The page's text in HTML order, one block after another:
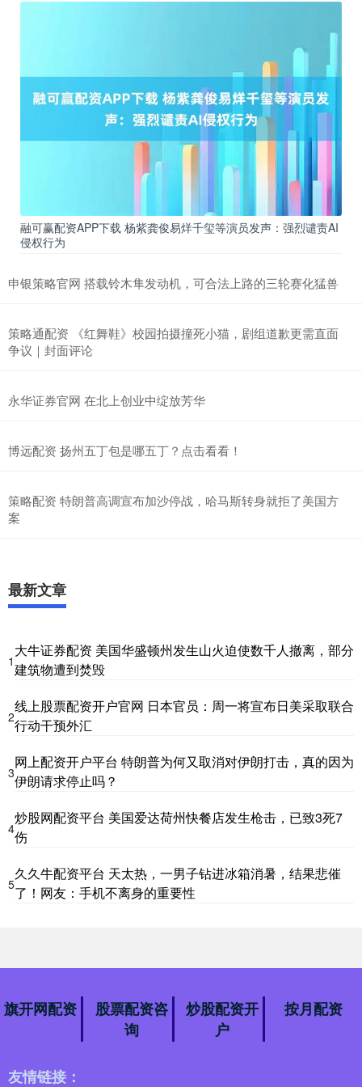
融可赢配资APP下载 杨紫龚俊易烊千玺等演员发声：强烈谴责AI
侵权行为
申银策略官网 搭载铃木隼发动机，可合法上路的三轮赛化猛兽
策略通配资 《红舞鞋》校园拍摄撞死小猫，剧组道歉更需直面
争议｜封面评论
永华证券官网 在北上创业中绽放芳华
博远配资 扬州五丁包是哪五丁？点击看看！
策略配资 特朗普高调宣布加沙停战，哈马斯转身就拒了美国方
案
最新文章
1
大牛证券配资 美国华盛顿州发生山火迫使数千人撤离，部分
建筑物遭到焚毁
2
线上股票配资开户官网 日本官员：周一将宣布日美采取联合
行动干预外汇
3
网上配资开户平台 特朗普为何又取消对伊朗打击，真的因为
伊朗请求停止吗？
4
炒股网配资平台 美国爱达荷州快餐店发生枪击，已致3死7
伤
5
久久牛配资平台 天太热，一男子钻进冰箱消暑，结果悲催
了！网友：手机不离身的重要性
旗开网配资
股票配资咨
询
炒股配资开
户
按月配资
友情链接：